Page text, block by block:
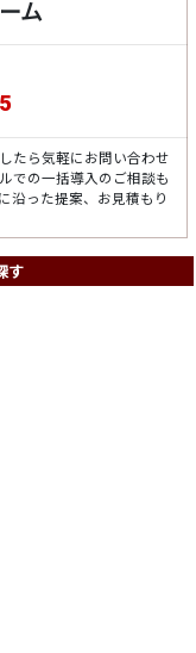
ム
たら気軽にお問い合わせ
での一括導入のご相談も
沿った提案、お見積もり
す